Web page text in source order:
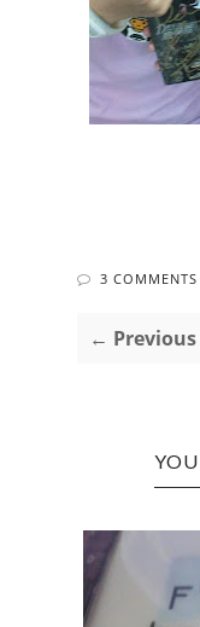
3 COMMENTS
←